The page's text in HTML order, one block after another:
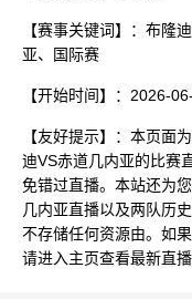
【赛事关键词】：布隆
亚、国际赛
【开始时间】：2026-
【友好提示】：本页面
迪VS赤道几内亚的比赛
免错过直播。本站还为
几内亚直播以及两队历
不存储任何资源由。如
请进入主页查看最新直播